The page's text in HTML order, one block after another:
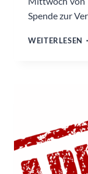
Spende zur
WEITERLESEN